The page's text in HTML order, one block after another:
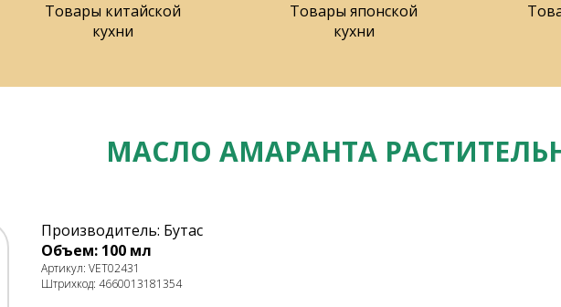
Товары китайской
кухни
Товары японской
кухни
МАСЛО АМАРАНТА
Производитель: Бутас
Объем: 100 мл
Артикул: VET02431
Штрихкод: 4660013181354